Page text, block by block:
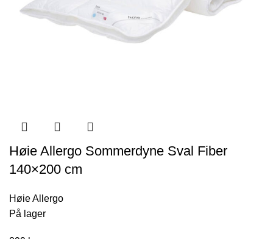
Høie Allergo Sommerdyne Sval Fiber
140×200 cm
Høie Allergo
På lager